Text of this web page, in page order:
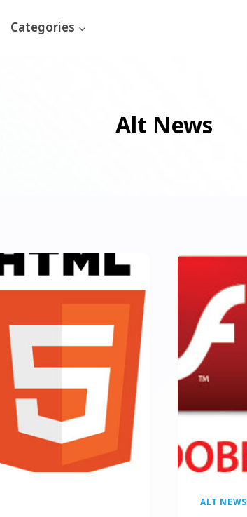
Categories
Alt News
ALT NEWS